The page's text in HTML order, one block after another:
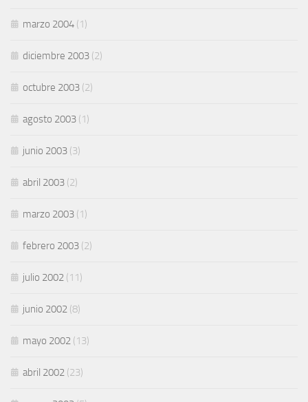
marzo 2004 (1)
diciembre 2003 (2)
octubre 2003 (2)
agosto 2003 (1)
junio 2003 (3)
abril 2003 (2)
marzo 2003 (1)
febrero 2003 (2)
julio 2002 (11)
junio 2002 (8)
mayo 2002 (13)
abril 2002 (23)